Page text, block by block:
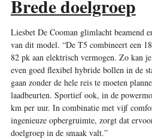
Brede doelgroep
Liesbet De Cooman glimlacht beamend
van dit model. “De T5 combineert een
82 pk aan elektrisch vermogen. Zo kan
even goed flexibel hybride bollen in de
gaan zonder de hele reis te moeten
laadbeurten. Sportief ook, in de
km per uur. In combinatie met vijf
ingenieuze opbergruimte, zorgt dat
doelgroep in de smaak valt.”